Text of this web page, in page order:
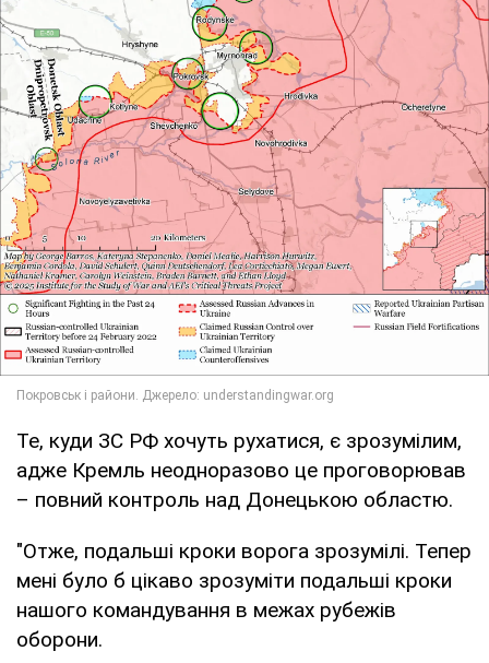
Те, куди ЗС РФ хочуть рухатися, є зрозумілим,
адже Кремль неодноразово це проговорював
– повний контроль над Донецькою областю.
"Отже, подальші кроки ворога зрозумілі. Тепер
мені було б цікаво зрозуміти подальші кроки
нашого командування в межах рубежів
оборони.